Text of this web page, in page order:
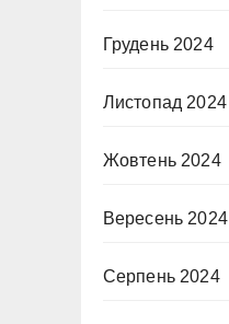
Грудень 2024
Листопад 2024
Жовтень 2024
Вересень 2024
Серпень 2024